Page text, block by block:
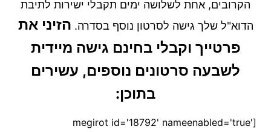
הקרובים, אחת לשלושה ימים תקבלי ישירות לתיבת
הדוא"ל שלך גישה לסרטון נוסף בסדרה. הזיני את
פרטייך וקבלי בחינם גישה מיידית
לשבעה סרטונים נוספים, עשירים
בתוכן:
[megirot id='18792' nameenabled='true'